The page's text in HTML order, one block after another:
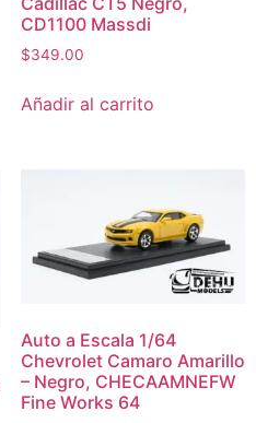
CD1100 Massdi
$349.00
Añadir al carrito
Auto a Escala 1/64
Chevrolet Camaro Amarillo
– Negro, CHECAAMNEFW
Fine Works 64